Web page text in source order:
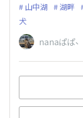
山中湖 湖畔
犬
nanaぱぱ、